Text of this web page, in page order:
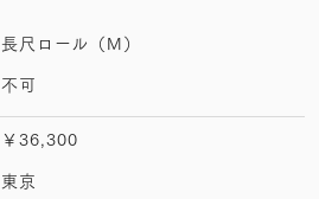
長尺ロール（M）
不可
￥36,300
東京